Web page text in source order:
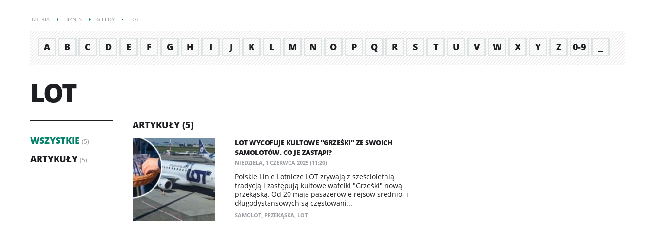
INTERIA BIZNES GIEŁDY LOT
A B C D E F G H I J K L M N O P Q R S T U V W X Y Z 0-9
LOT
WSZYSTKIE (5)
ARTYKUŁY (5)
ARTYKUŁY (5)
LOT WYCOFUJE KULTOWE "GRZEŚKI" ZE SWOICH
SAMOLOTÓW. CO JE ZASTĄPI?
NIEDZIELA, 1 CZERWCA 2025 (11:20)
Polskie Linie Lotnicze LOT zrywają z sześcioletnią
tradycją i zastępują kultowe wafelki "Grześki" nową
przekąską. Od 20 maja pasażerowie rejsów średnio- i
długodystansowych są częstowani...
SAMOLOT, PRZEKĄSKA, LOT